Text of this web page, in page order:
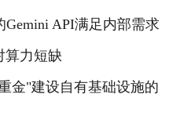
Gemini API满足内部需求
算力短缺
金"建设自有基础设施的